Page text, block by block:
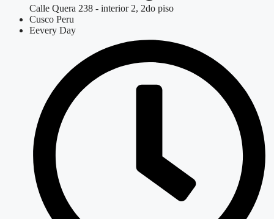
Calle Quera 238 - interior 2, 2do piso
Cusco Peru
Eevery Day